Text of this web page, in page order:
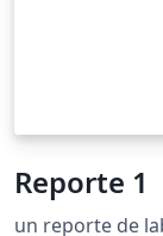
Reporte 1
un reporte de